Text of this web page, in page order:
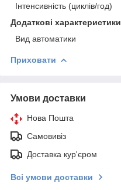
Інтенсивність (циклів/год)
Додаткові характеристики
Вид автоматики
Приховати
Умови доставки
Нова Пошта
Самовивіз
Доставка кур'єром
Всі умови доставки